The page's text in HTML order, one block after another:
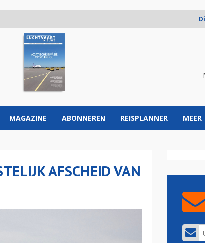
MAGAZINE ABONNEREN REISPLANNER MEER
AFSCHEID VAN